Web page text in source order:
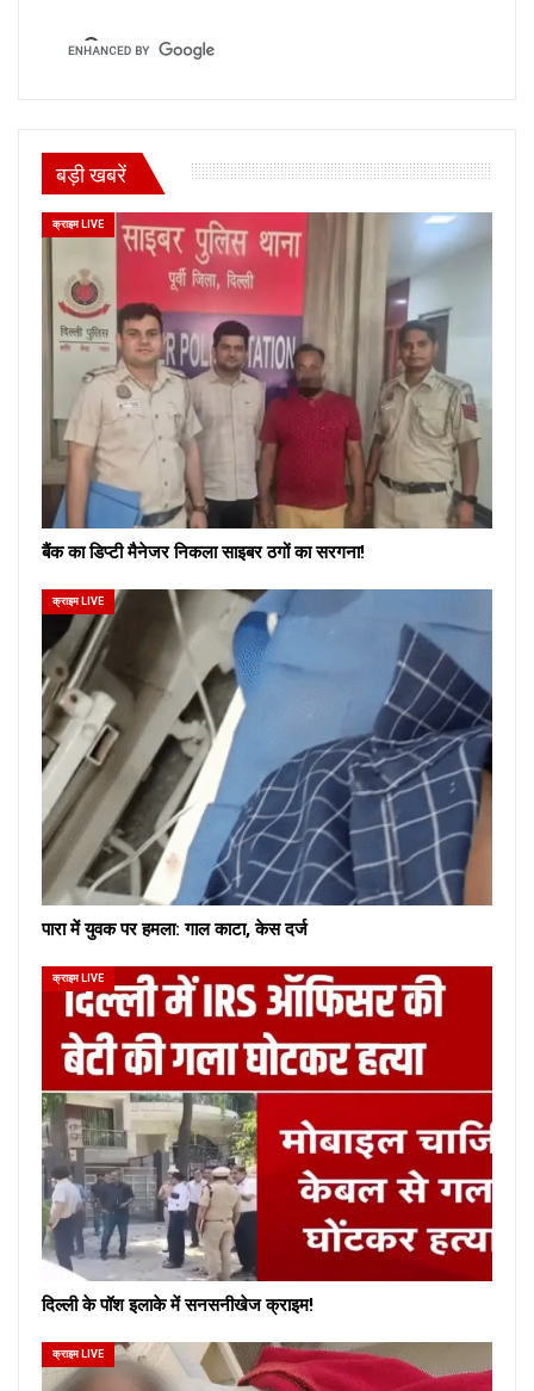
बड़ी खबरें
क्राइम LIVE
बैंक का डिप्टी मैनेजर निकला साइबर ठगों का सरगना!
क्राइम LIVE
पारा में युवक पर हमला: गाल काटा, केस दर्ज
क्राइम LIVE
दिल्ली के पॉश इलाके में सनसनीखेज क्राइम!
क्राइम LIVE